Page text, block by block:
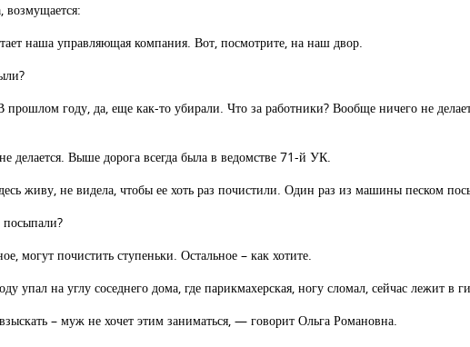
возмущается:
наша управляющая компания. Вот, посмотрите, на наш двор.
году, да, еще как-то убирали. Что за работники? Вообще ничего не
делается. Выше дорога всегда была в ведомстве 71-й УК.
живу, не видела, чтобы ее хоть раз почистили. Один раз из машины песком
могут почистить ступеньки. Остальное – как хотите.
упал на углу соседнего дома, где парикмахерская, ногу сломал, сейчас лежит в
– муж не хочет этим заниматься, — говорит Ольга Романовна.